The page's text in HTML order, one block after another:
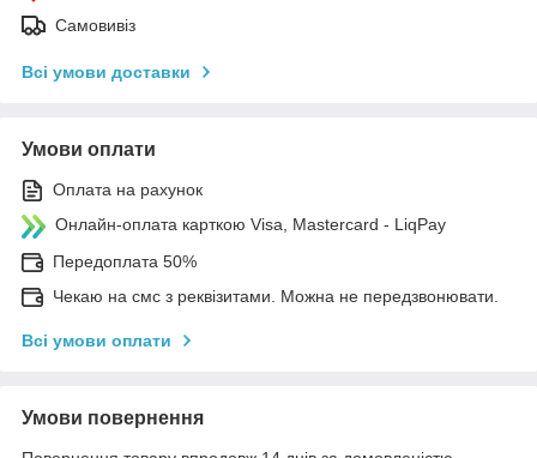
Самовивіз
Всі умови доставки
Умови оплати
Оплата на рахунок
Онлайн-оплата карткою Visa, Mastercard - LiqPay
Передоплата 50%
Чекаю на смс з реквізитами. Можна не передзвонювати.
Всі умови оплати
Умови повернення